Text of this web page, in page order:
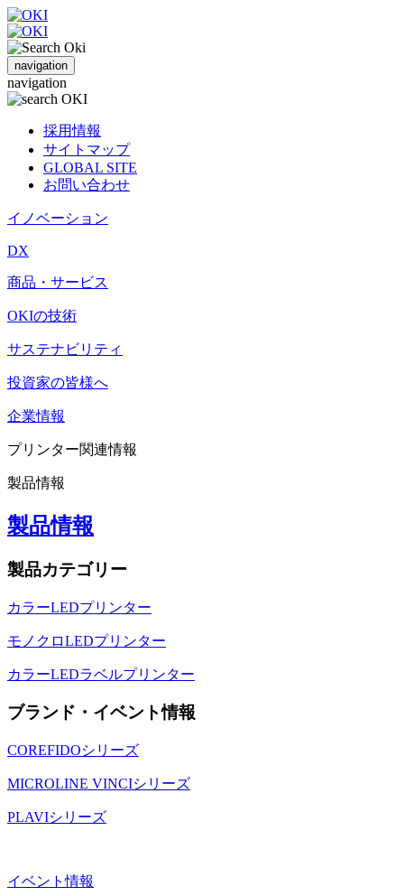
navigation
navigation
採用情報
サイトマップ
GLOBAL SITE
お問い合わせ
イノベーション
DX
商品・サービス
OKIの技術
サステナビリティ
投資家の皆様へ
企業情報
プリンター関連情報
製品情報
製品情報
製品カテゴリー
カラーLEDプリンター
モノクロLEDプリンター
カラーLEDラベルプリンター
ブランド・イベント情報
COREFIDOシリーズ
MICROLINE VINCIシリーズ
PLAVIシリーズ
イベント情報